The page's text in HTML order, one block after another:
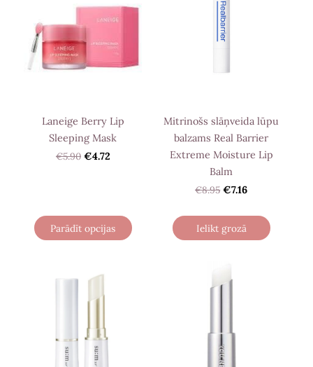
Laneige Berry Lip
Sleeping Mask
€5.90 €4.72
Parādīt opcijas
Mitrinošs slāņveida lūpu
balzams Real Barrier
Extreme Moisture Lip
Balm
€8.95 €7.16
Ielikt grozā